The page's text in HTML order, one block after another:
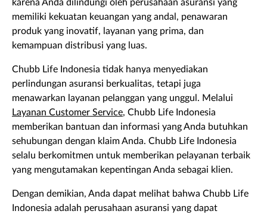
karena Anda dilindungi oleh perusahaan asuransi yang
memiliki kekuatan keuangan yang andal, penawaran
produk yang inovatif, layanan yang prima, dan
kemampuan distribusi yang luas.
Chubb Life Indonesia tidak hanya menyediakan
perlindungan asuransi berkualitas, tetapi juga
menawarkan layanan pelanggan yang unggul. Melalui
Layanan Customer Service, Chubb Life Indonesia
memberikan bantuan dan informasi yang Anda butuhkan
sehubungan dengan klaim Anda. Chubb Life Indonesia
selalu berkomitmen untuk memberikan pelayanan terbaik
yang mengutamakan kepentingan Anda sebagai klien.
Dengan demikian, Anda dapat melihat bahwa Chubb Life
Indonesia adalah perusahaan asuransi yang dapat